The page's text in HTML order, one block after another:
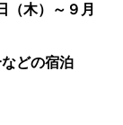
９月
どの宿泊